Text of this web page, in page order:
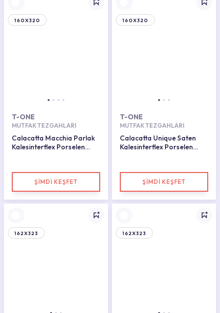
160X320
T-ONE
MUTFAK TEZGAHLARI
Calacatta Macchia Parlak
Kalesinterflex Porselen
ŞİMDİ KEŞFET
160X320
T-ONE
MUTFAK TEZGAHLARI
Calacatta Unique Saten
Kalesinterflex Porselen
ŞİMDİ KEŞFET
162X323 162X323